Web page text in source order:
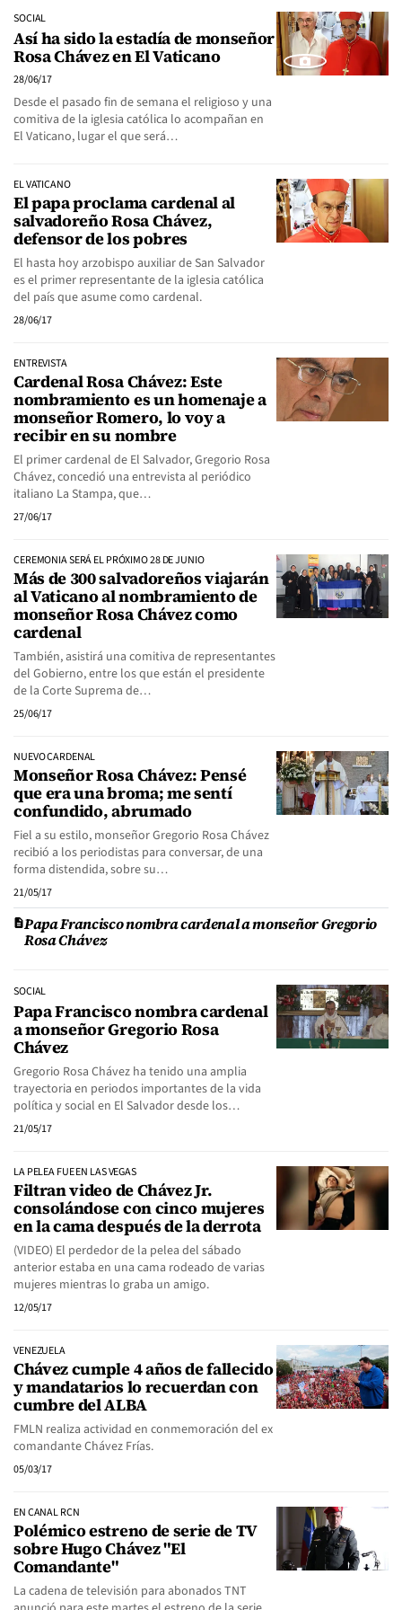
SOCIAL
Así ha sido la estadía de monseñor
Rosa Chávez en El Vaticano
28/06/17
Desde el pasado fin de semana el religioso y una
comitiva de la iglesia católica lo acompañan en
El Vaticano, lugar el que será…
EL VATICANO
El papa proclama cardenal al
salvadoreño Rosa Chávez,
defensor de los pobres
El hasta hoy arzobispo auxiliar de San Salvador
es el primer representante de la iglesia católica
del país que asume como cardenal.
28/06/17
ENTREVISTA
Cardenal Rosa Chávez: Este
nombramiento es un homenaje a
monseñor Romero, lo voy a
recibir en su nombre
El primer cardenal de El Salvador, Gregorio Rosa
Chávez, concedió una entrevista al periódico
italiano La Stampa, que…
27/06/17
CEREMONIA SERÁ EL PRÓXIMO 28 DE JUNIO
Más de 300 salvadoreños viajarán
al Vaticano al nombramiento de
monseñor Rosa Chávez como
cardenal
También, asistirá una comitiva de representantes
del Gobierno, entre los que están el presidente
de la Corte Suprema de…
25/06/17
NUEVO CARDENAL
Monseñor Rosa Chávez: Pensé
que era una broma; me sentí
confundido, abrumado
Fiel a su estilo, monseñor Gregorio Rosa Chávez
recibió a los periodistas para conversar, de una
forma distendida, sobre su…
21/05/17
Papa Francisco nombra cardenal a monseñor Gregorio
Rosa Chávez
SOCIAL
Papa Francisco nombra cardenal
a monseñor Gregorio Rosa
Chávez
Gregorio Rosa Chávez ha tenido una amplia
trayectoria en periodos importantes de la vida
política y social en El Salvador desde los…
21/05/17
LA PELEA FUE EN LAS VEGAS
Filtran video de Chávez Jr.
consolándose con cinco mujeres
en la cama después de la derrota
(VIDEO) El perdedor de la pelea del sábado
anterior estaba en una cama rodeado de varias
mujeres mientras lo graba un amigo.
12/05/17
VENEZUELA
Chávez cumple 4 años de fallecido
y mandatarios lo recuerdan con
cumbre del ALBA
FMLN realiza actividad en conmemoración del ex
comandante Chávez Frías.
05/03/17
EN CANAL RCN
Polémico estreno de serie de TV
sobre Hugo Chávez "El
Comandante"
La cadena de televisión para abonados TNT